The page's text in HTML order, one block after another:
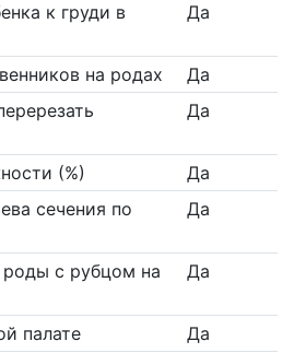
к груди в
Да
на родах
Да
Да
(%)
Да
сечения по
Да
с рубцом на
Да
палате
Да